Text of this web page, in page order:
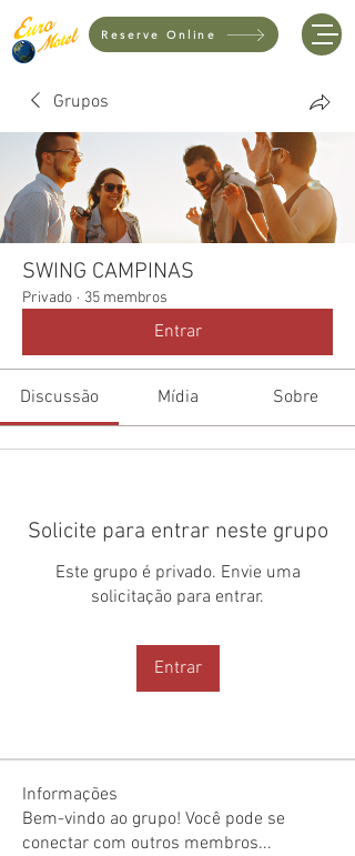
Reserve Online
Grupos
SWING CAMPINAS
Privado · 35 membros
Entrar
Discussão Mídia Sobre
Solicite para entrar neste grupo
Este grupo é privado. Envie uma
solicitação para entrar.
Entrar
Informações
Bem-vindo ao grupo! Você pode se
conectar com outros membros...